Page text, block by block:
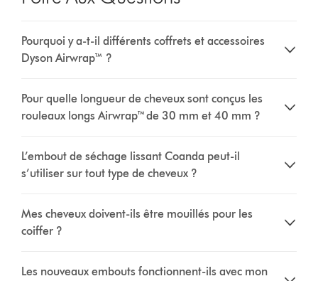
Pourquoi y a-t-il différents coffrets et accessoires
Dyson Airwrap™ ?
Pour quelle longueur de cheveux sont conçus les
rouleaux longs Airwrap™ de 30 mm et 40 mm ?
L’embout de séchage lissant Coanda peut-il
s’utiliser sur tout type de cheveux ?
Mes cheveux doivent-ils être mouillés pour les
coiffer ?
Les nouveaux embouts fonctionnent-ils avec mon